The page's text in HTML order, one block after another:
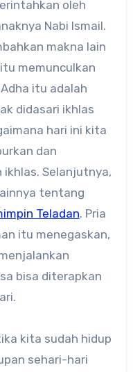
oleh
Nabi Ismail.
makna lain
memunculkan
itu adalah
didasari ikhlas
hari ini kita
dan
Selanjutnya,
tentang
Teladan. Pria
itu menegaskan,
bisa diterapkan
kita sudah hidup
sehari-hari